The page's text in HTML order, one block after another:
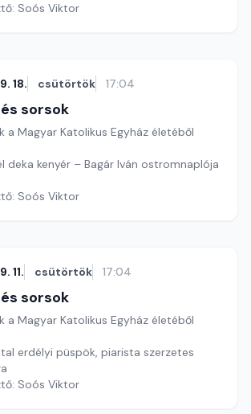
Soós Viktor
18. csütörtök 17:04
sorsok
a Magyar Katolikus Egyház életéből
deka kenyér – Bagár Iván ostromnaplója
Soós Viktor
11. csütörtök 17:04
sorsok
a Magyar Katolikus Egyház életéből
erdélyi püspök, piarista szerzetes
Soós Viktor